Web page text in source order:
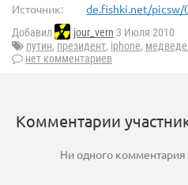
Источник: de.fishki.net/picsw/
Добавил jour_vern 3 Июля 2010
путин, президент, iphone,
нет комментариев
Комментарии
Ни одного